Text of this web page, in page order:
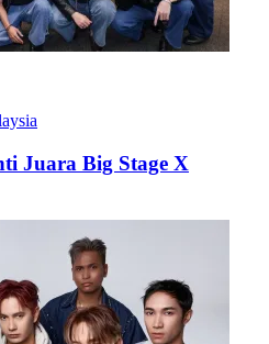
Juara Big Stage X